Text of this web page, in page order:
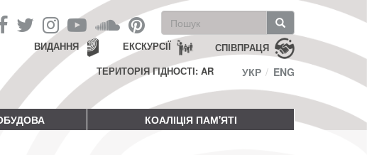
Пошукова
форма
Пошук СПІВПРАЦЯ
ЕКСКУРСІЇ
ВИДАННЯ
ТЕРИТОРІЯ ГІДНОСТІ: AR
УКР ENG
КОАЛІЦІЯ ПАМ'ЯТІ